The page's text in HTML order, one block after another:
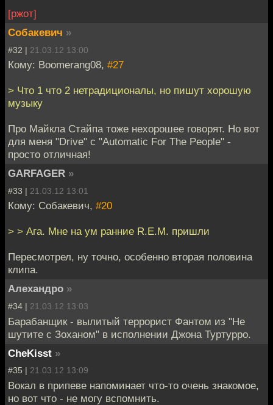
[ржот]
Собакевич »
#32 | 21.03.12 13:00
Кому: Boomerang08, #27
> Что 1 что 2 нетрадиционалы, но пишут хорошую
музыку
Про Майкла Стайпа тоже нехорошее говорят. Но вот
для меня "Drive" с "Automatic For The People" -
просто отличная!
GARFAGER »
#33 | 21.03.12 13:01
Кому: Собакевич, #20
> > Ага. Мне на ум ранние R.E.M. пришли
Пересмотрел, ну точно, особенно вторая половина
клипа.
Алехандро »
#34 | 21.03.12 13:03
Барабанщик - вылитый террорист Фантом из "Не
шутите с Зоханом" в исполнении Джона Туртурро.
CheKisst »
#35 | 21.03.12 13:09
Вокал в припеве напоминает что-то очень знакомое,
но вот что - не могу вспомнить.